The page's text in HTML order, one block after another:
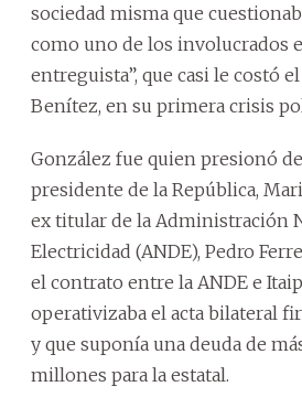
sociedad misma que
como uno de los involucrados
entreguista”, que casi le costó
Benítez, en su primera crisis
González fue quien presionó
presidente de la República,
ex titular de la Administración
Electricidad (ANDE), Pedro
el contrato entre la ANDE e
operativizaba el acta bilateral
y que suponía una deuda de
millones para la estatal.